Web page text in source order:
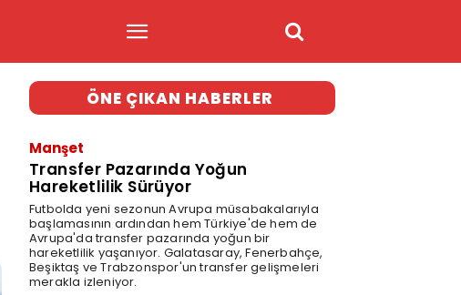
ÖNE ÇIKAN HABERLER
Manşet
Transfer Pazarında Yoğun
Hareketlilik Sürüyor
Futbolda yeni sezonun Avrupa müsabakalarıyla
başlamasının ardından hem Türkiye'de hem de
Avrupa'da transfer pazarında yoğun bir
hareketlilik yaşanıyor. Galatasaray, Fenerbahçe,
Beşiktaş ve Trabzonspor'un transfer gelişmeleri
merakla izleniyor.